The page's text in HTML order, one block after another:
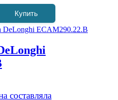
Купить
составляла